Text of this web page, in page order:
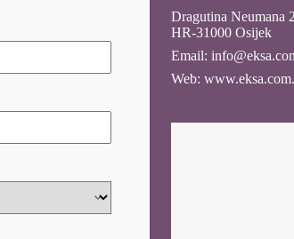
Dragutina Neumana 2
HR-31000 Osijek
Email:
Web: